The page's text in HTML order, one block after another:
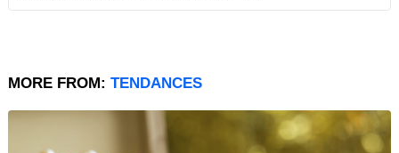
MORE FROM: TENDANCES